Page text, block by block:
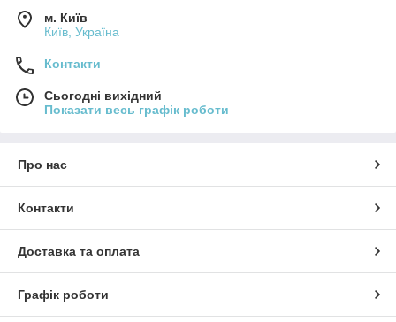
м. Київ
Київ, Україна
Контакти
Сьогодні вихідний
Показати весь графік роботи
Про нас
Контакти
Доставка та оплата
Графік роботи